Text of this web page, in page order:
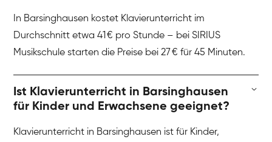
In Barsinghausen kostet Klavierunterricht im
Durchschnitt etwa 41 € pro Stunde – bei SIRIUS
Musikschule starten die Preise bei 27 € für 45 Minuten.
Ist Klavierunterricht in Barsinghausen
für Kinder und Erwachsene geeignet?
Klavierunterricht in Barsinghausen ist für Kinder,